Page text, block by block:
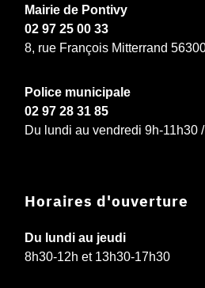
Mairie de Pontivy
02 97 25 00 33
8, rue François Mitterrand
Police municipale
02 97 28 31 85
Du lundi au vendredi 9h-11h30
Horaires d'ouverture
Du lundi au jeudi
8h30-12h et 13h30-17h30